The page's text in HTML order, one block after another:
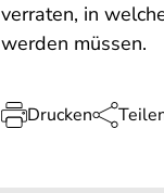
verraten, in
werden müssen.
Drucken